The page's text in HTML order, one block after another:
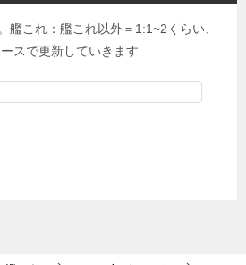
艦これ：艦これ以外＝1:1~2くらい、
スで更新していきます